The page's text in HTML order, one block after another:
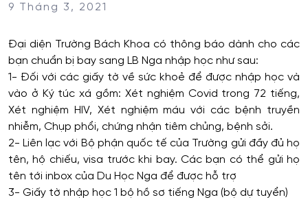
9 Tháng 3, 2021
Đại diện Trường Bách Khoa có thông báo dành cho các
bạn chuẩn bị bay sang LB Nga nhập học như sau:
1- Đối với các giấy tờ về sức khoẻ để được nhập học và
vào ở Ký túc xá gồm: Xét nghiệm Covid trong 72 tiếng,
Xét nghiệm HIV, Xét nghiệm máu với các bệnh truyền
nhiễm, Chụp phổi, chứng nhận tiêm chủng, bệnh sởi.
2- Liên lạc với Bộ phận quốc tế của Trường gửi đầy đủ họ
tên, hộ chiếu, visa trước khi bay. Các bạn có thể gửi họ
tên tới inbox của Du Học Nga để được hỗ trợ
3- Giấy tờ nhập học 1 bộ hồ sơ tiếng Nga (bộ dự tuyển)